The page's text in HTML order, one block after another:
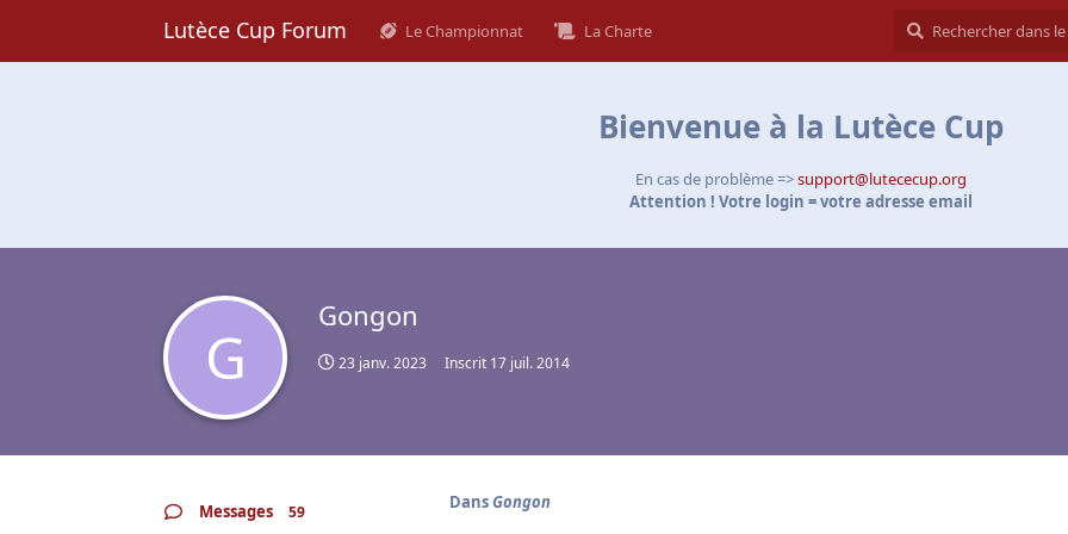
Lutèce Cup Forum Le Championnat La Charte
Bienvenue à la Lutèce Cup
En cas de problème =>support@lutececup.org
Attention ! Votre login = votre adresse email
G
Gongon
23 janv. 2023 Inscrit 17 juil. 2014
Messages 59 DansGongon